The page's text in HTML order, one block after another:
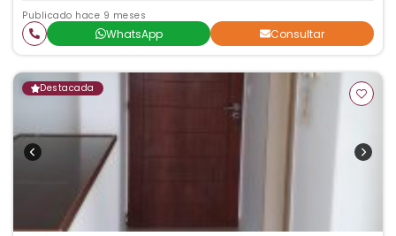
Publicado hace 9 meses
WhatsApp Consultar
Destacada